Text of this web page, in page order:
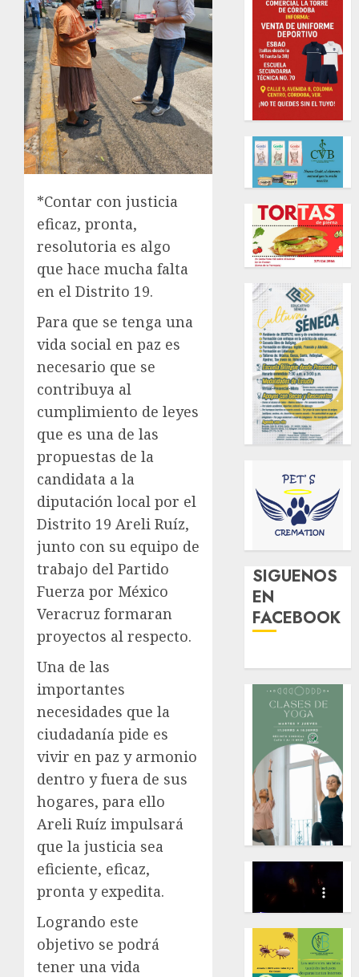
*Contar con justicia
eficaz, pronta,
resolutoria es algo
que hace mucha falta
en el Distrito 19.
Para que se tenga una
vida social en paz es
necesario que se
contribuya al
cumplimiento de leyes
que es una de las
propuestas de la
candidata a la
diputación local por el
Distrito 19 Areli Ruíz,
junto con su equipo de
trabajo del Partido
Fuerza por México
Veracruz formaran
proyectos al respecto.
Una de las
importantes
necesidades que la
ciudadanía pide es
vivir en paz y armonio
dentro y fuera de sus
hogares, para ello
Areli Ruíz impulsará
que la justicia sea
eficiente, eficaz,
pronta y expedita.
Logrando este
objetivo se podrá
tener una vida
SIGUENOS
EN
FACEBOOK